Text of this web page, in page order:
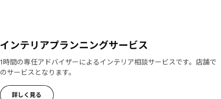
インテリアプランニングサービス
1時間の専任アドバイザーによるインテリア相談サービスです。店舗で
のサービスとなります。
詳しく見る